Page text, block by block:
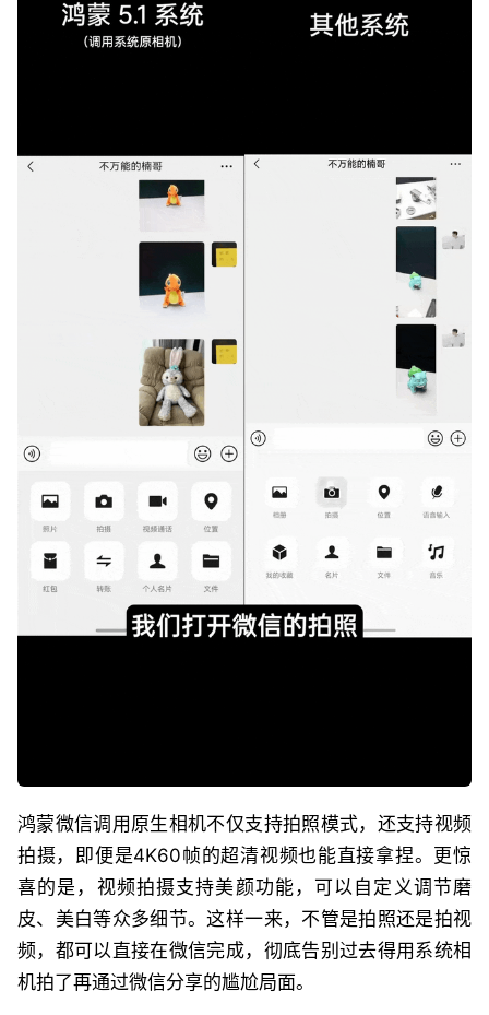
鸿蒙微信调用原生相机不仅支持拍照模式，还支持视频
拍摄，即便是4K60帧的超清视频也能直接拿捏。更惊
喜的是，视频拍摄支持美颜功能，可以自定义调节磨
皮、美白等众多细节。这样一来，不管是拍照还是拍视
频，都可以直接在微信完成，彻底告别过去得用系统相
机拍了再通过微信分享的尴尬局面。